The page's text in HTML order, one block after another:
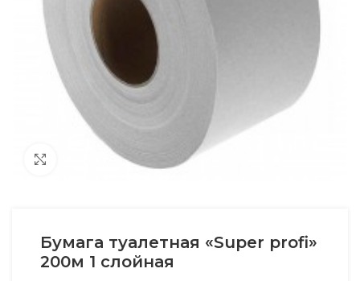
Увеличить
Бумага туалетная «Super profi»
200м 1 слойная